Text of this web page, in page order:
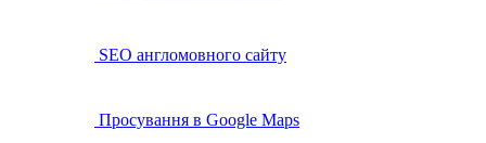
SEO англомовного сайту
Просування в Google Maps